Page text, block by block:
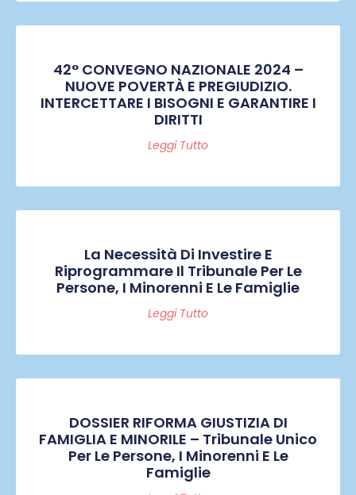
42° CONVEGNO NAZIONALE 2024 –
NUOVE POVERTÀ E PREGIUDIZIO.
INTERCETTARE I BISOGNI E GARANTIRE I
DIRITTI
Leggi Tutto
La Necessità Di Investire E
Riprogrammare Il Tribunale Per Le
Persone, I Minorenni E Le Famiglie
Leggi Tutto
DOSSIER RIFORMA GIUSTIZIA DI
FAMIGLIA E MINORILE – Tribunale Unico
Per Le Persone, I Minorenni E Le
Famiglie